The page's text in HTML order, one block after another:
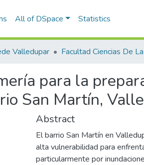
All of DSpace Statistics
Valledupar
para la
San Martín,
Abstract
El barrio San Martín en
alta vulnerabilidad para
particularmente por